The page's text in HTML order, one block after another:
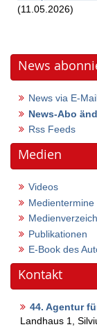
(11.05.2026)
News
News via E-
News-Abo
Rss Feeds
Medien
Videos
Medientermine
Publikationen
E-Book des
Kontakt
44. Agentur
Landhaus 1,